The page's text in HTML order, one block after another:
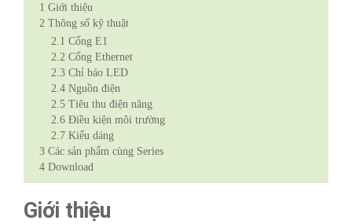
1 Giới thiệu
2 Thông số kỹ thuật
2.1 Cổng E1
2.2 Cổng Ethernet
2.3 Chỉ báo LED
2.4 Nguồn điện
2.5 Tiêu thu điện năng
2.6 Điều kiện môi trường
2.7 Kiểu dáng
3 Các sản phẩm cùng Series
4 Download
Giới thiệu